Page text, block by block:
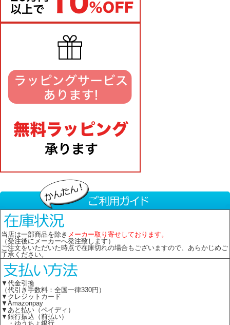
当店は一部商品を除き メーカー取り寄せしております。
（受注後にメーカーへ発注致します）
ご注文をいただいた時点で在庫切れの場合もございますので、あらかじめご
了承ください。
▼代金引換
（代引き手数料：全国一律330円）
▼クレジットカード
▼Amazonpay
▼あと払い（ペイディ）
▼銀行振込（前払い）
・ゆうちょ銀行